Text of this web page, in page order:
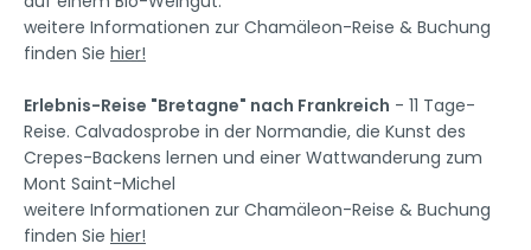
weitere Informationen zur Chamäleon-Reise & Buchung
finden Sie hier!
Erlebnis-Reise "Bretagne" nach Frankreich - 11 Tage-
Reise. Calvadosprobe in der Normandie, die Kunst des
Crepes-Backens lernen und einer Wattwanderung zum
Mont Saint-Michel
weitere Informationen zur Chamäleon-Reise & Buchung
finden Sie hier!